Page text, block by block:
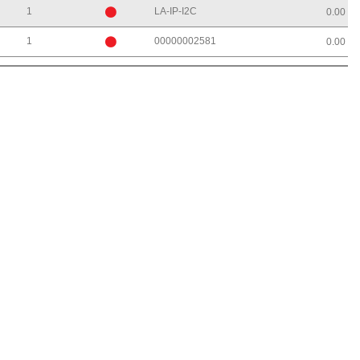
1 LA-IP-I2C 0.00
1 00000002581 0.00